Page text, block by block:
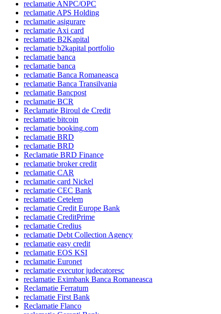
reclamatie ANPC/OPC
reclamatie APS Holding
reclamatie asigurare
reclamatie Axi card
reclamatie B2Kapital
reclamatie b2kapital portfolio
reclamatie banca
reclamatie banca
reclamatie Banca Romaneasca
reclamatie Banca Transilvania
reclamatie Bancpost
reclamatie BCR
Reclamatie Biroul de Credit
reclamatie bitcoin
reclamatie booking.com
reclamatie BRD
reclamatie BRD
Reclamatie BRD Finance
reclamatie broker credit
reclamatie CAR
reclamatie card Nickel
reclamatie CEC Bank
reclamatie Cetelem
reclamatie Credit Europe Bank
reclamatie CreditPrime
reclamatie Credius
reclamatie Debt Collection Agency
reclamatie easy credit
reclamatie EOS KSI
reclamatie Euronet
reclamatie executor judecatoresc
reclamatie Eximbank Banca Romaneasca
Reclamatie Ferratum
reclamatie First Bank
Reclamatie Flanco